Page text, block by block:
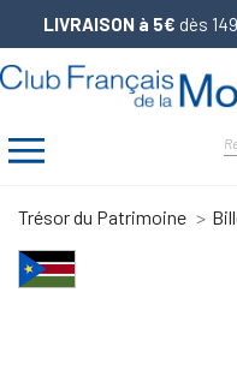
LIVRAISON à 5€ dès
Trésor du Patrimoine